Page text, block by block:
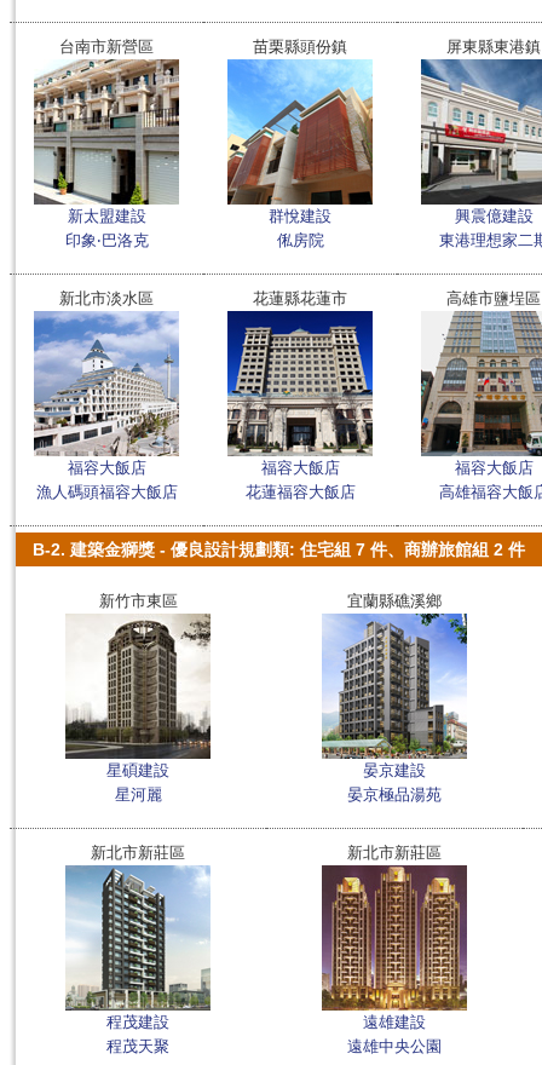
台南市新營區
新太盟建設
印象‧巴洛克
苗栗縣頭份鎮
群悅建設
俬房院
屏東縣東港鎮
興震億建設
東港理想家二
新北市淡水區
福容大飯店
漁人碼頭福容大飯店
花蓮縣花蓮市
福容大飯店
花蓮福容大飯店
高雄市鹽埕區
福容大飯店
高雄福容大飯
B-2. 建築金獅獎 - 優良設計規劃類: 住宅組 7 件、商辦旅館組 2 件
新竹市東區
星碩建設
星河麗
宜蘭縣礁溪鄉
晏京建設
晏京極品湯苑
新北市新莊區
程茂建設
程茂天聚
新北市新莊區
遠雄建設
遠雄中央公園